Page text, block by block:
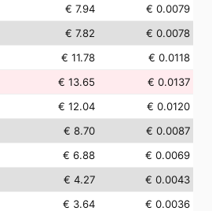
€ 7.94
€ 0.0079
€ 7.82
€ 0.0078
€ 11.78
€ 0.0118
€ 13.65
€ 0.0137
€ 12.04
€ 0.0120
€ 8.70
€ 0.0087
€ 6.88
€ 0.0069
€ 4.27
€ 0.0043
€ 3.64
€ 0.0036